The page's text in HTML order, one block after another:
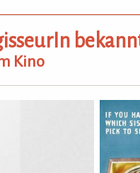
Kino